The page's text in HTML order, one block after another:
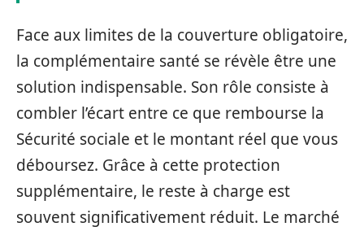
Face aux limites de la couverture obligatoire,
la complémentaire santé se révèle être une
solution indispensable. Son rôle consiste à
combler l’écart entre ce que rembourse la
Sécurité sociale et le montant réel que vous
déboursez. Grâce à cette protection
supplémentaire, le reste à charge est
souvent significativement réduit. Le marché